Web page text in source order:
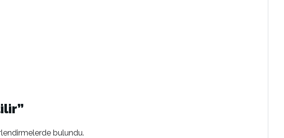
bulundu.